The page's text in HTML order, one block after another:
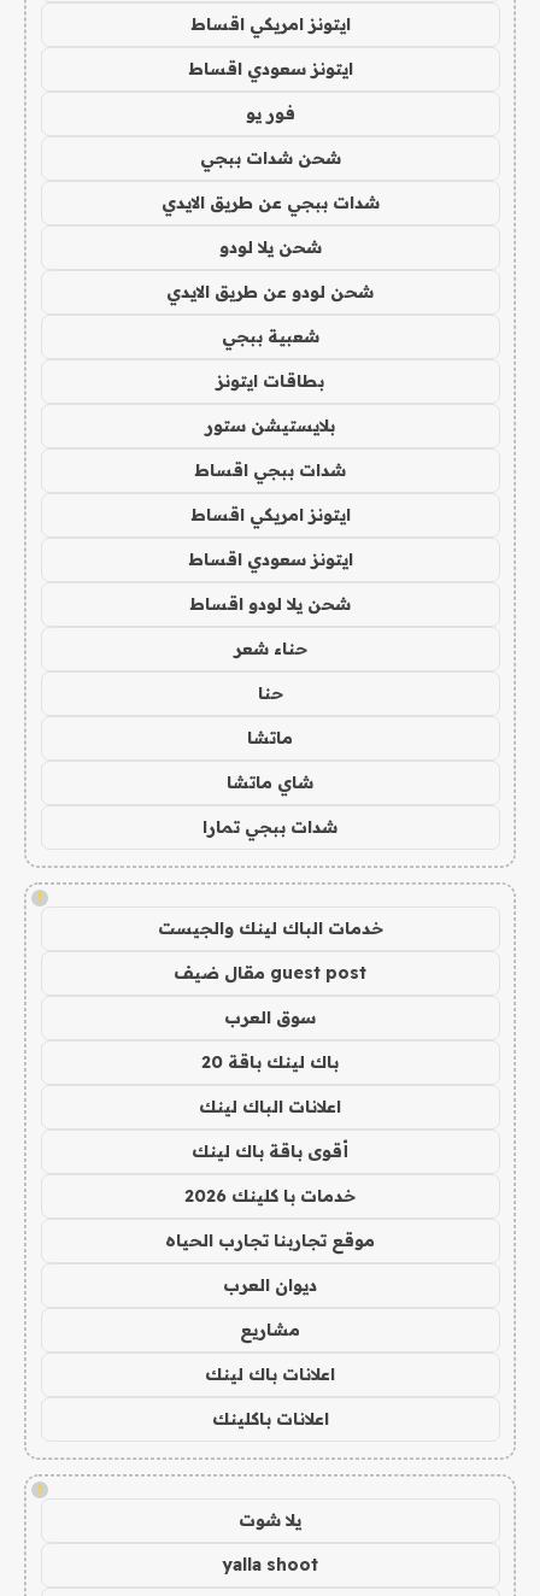
ايتونز امريكي اقساط
ايتونز سعودي اقساط
فور يو
شحن شدات ببجي
شدات ببجي عن طريق الايدي
شحن يلا لودو
شحن لودو عن طريق الايدي
شعبية ببجي
بطاقات ايتونز
بلايستيشن ستور
شدات ببجي اقساط
ايتونز امريكي اقساط
ايتونز سعودي اقساط
شحن يلا لودو اقساط
حناء شعر
حنا
ماتشا
شاي ماتشا
شدات ببجي تمارا
!
خدمات الباك لينك والجيست
guest post مقال ضيف
سوق العرب
باك لينك باقة 20
اعلانات الباك لينك
أقوى باقة باك لينك
خدمات با كلينك 2026
موقع تجاربنا تجارب الحياه
ديوان العرب
مشاريع
اعلانات باك لينك
اعلانات باكلينك
!
يلا شوت
yalla shoot